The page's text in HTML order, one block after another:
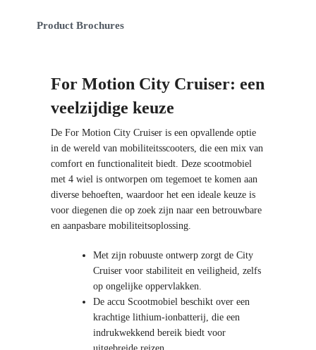
Product Brochures
For Motion City Cruiser: een
veelzijdige keuze
De For Motion City Cruiser is een opvallende optie
in de wereld van mobiliteitsscooters, die een mix van
comfort en functionaliteit biedt. Deze scootmobiel
met 4 wiel is ontworpen om tegemoet te komen aan
diverse behoeften, waardoor het een ideale keuze is
voor diegenen die op zoek zijn naar een betrouwbare
en aanpasbare mobiliteitsoplossing.
Met zijn robuuste ontwerp zorgt de City
Cruiser voor stabiliteit en veiligheid, zelfs
op ongelijke oppervlakken.
De accu Scootmobiel beschikt over een
krachtige lithium-ionbatterij, die een
indrukwekkend bereik biedt voor